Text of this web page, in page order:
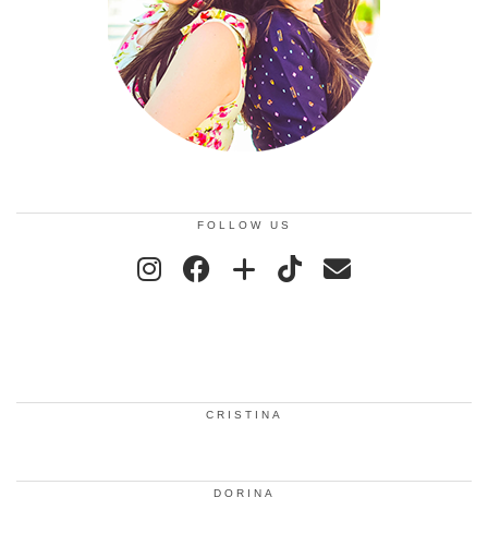
FOLLOW US
CRISTINA
DORINA